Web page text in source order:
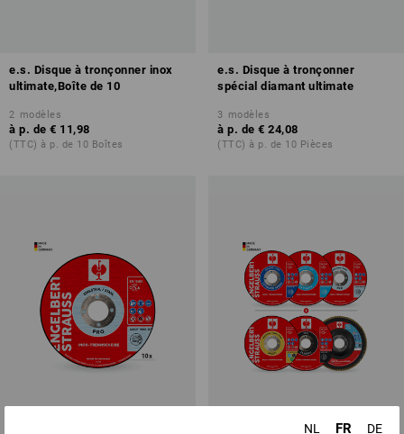
e.s. Disque à tronçonner inox
ultimate,Boîte de 10
2 modèles
à p. de € 11,98
(TTC) à p. de 10 Boîtes
e.s. Disque à tronçonner
spécial diamant ultimate
3 modèles
à p. de € 24,08
(TTC) à p. de 10 Pièces
NL FR DE